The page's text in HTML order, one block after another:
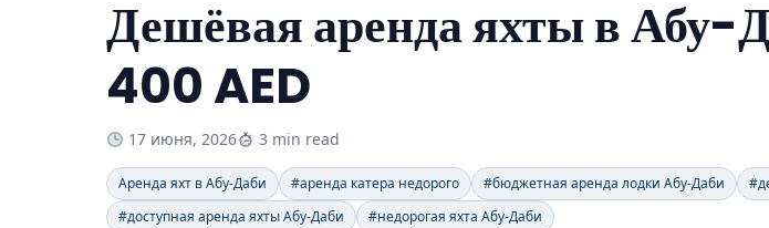
Дешёвая аренда яхты в Абу-
400 AED
17 июня, 2026 3 min read
Аренда яхт в Абу-Даби #аренда катера недорого #бюджетная аренда лодки Абу-Даби
#доступная аренда яхты Абу-Даби
#недорогая яхта Абу-Даби